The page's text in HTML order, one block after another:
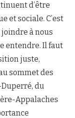
d’être
et sociale. C’est
à nous
entendre. Il faut
juste,
sommet des
du
Appalaches